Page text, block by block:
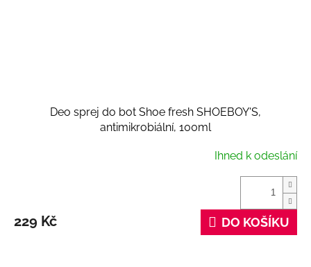
Deo sprej do bot Shoe fresh SHOEBOY'S,
antimikrobiální, 100ml
Ihned k odeslání
229 Kč DO KOŠÍKU